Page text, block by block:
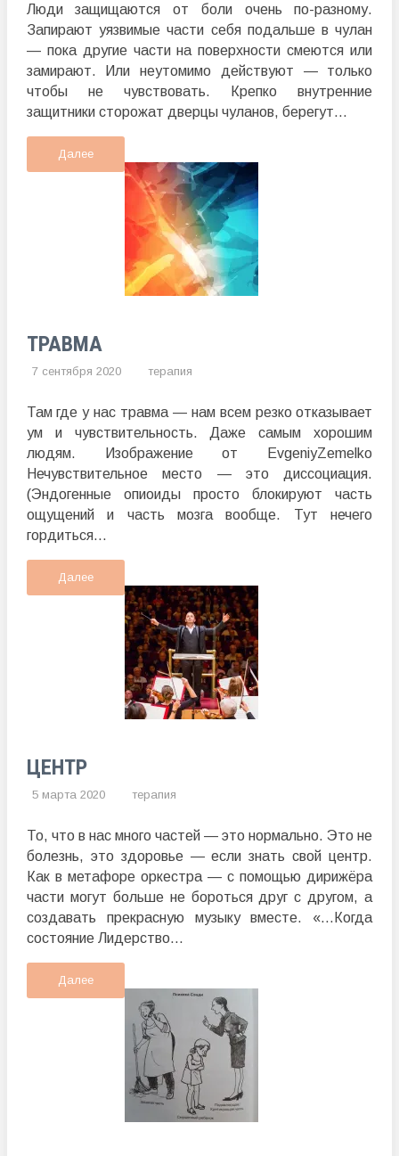
Люди защищаются от боли очень по-разному.
Запирают уязвимые части себя подальше в чулан
— пока другие части на поверхности смеются или
замирают. Или неутомимо действуют — только
чтобы не чувствовать. Крепко внутренние
защитники сторожат дверцы чуланов, берегут...
Далее
ТРАВМА
7 сентября 2020 терапия
Там где у нас травма — нам всем резко отказывает
ум и чувствительность. Даже самым хорошим
людям. Изображение от EvgeniyZemelko
Нечувствительное место — это диссоциация.
(Эндогенные опиоиды просто блокируют часть
ощущений и часть мозга вообще. Тут нечего
гордиться...
Далее
ЦЕНТР
5 марта 2020 терапия
То, что в нас много частей — это нормально. Это не
болезнь, это здоровье — если знать свой центр.
Как в метафоре оркестра — с помощью дирижёра
части могут больше не бороться друг с другом, а
создавать прекрасную музыку вместе. «…Когда
состояние Лидерство...
Далее